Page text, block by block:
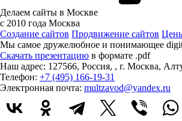
Делаем сайты в Москве
с 2010 года Москва
Создание сайтов Продвижение сайтов
Мы самое дружелюбное и понимающее
Скачать презентацию в формате .pdf
Наш адрес: 127566, Россия, , г. Москва,
Телефон: +7 (495) 166-19-31
Электронная почта: multzavod@yandex.ru